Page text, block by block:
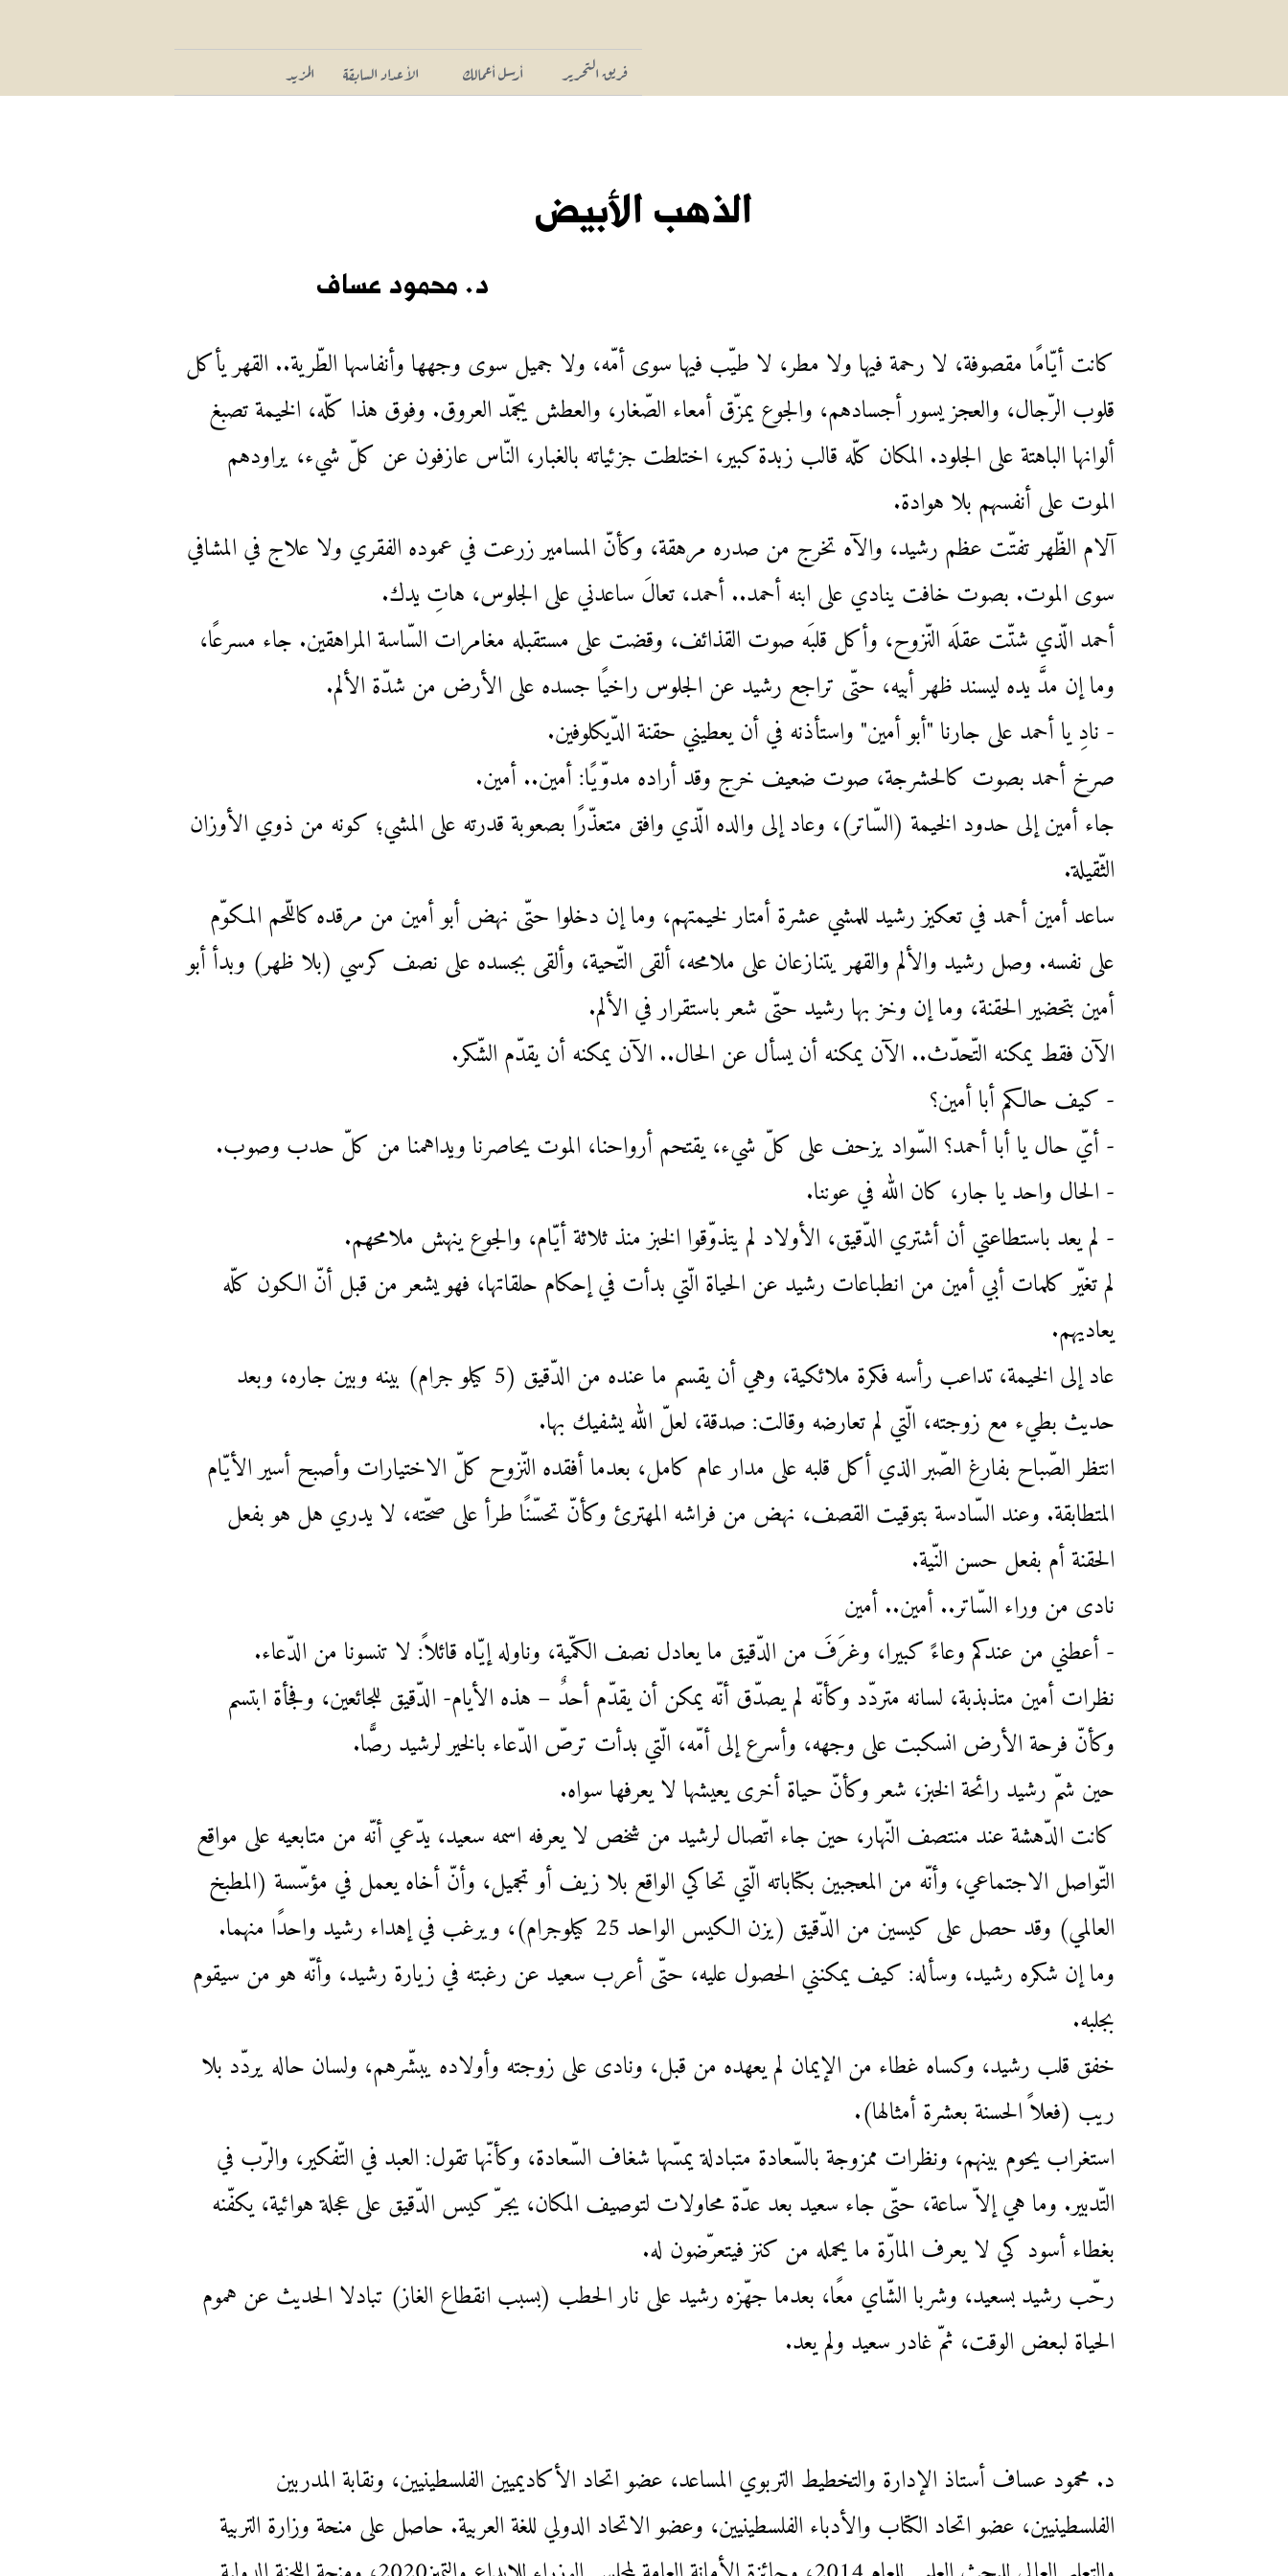
المزيد الأعداد السابقة أرسل أعمالك فريق التحرير
الذهب الأبيض
د. محمود عساف
كانت أيّامًا مقصوفة، لا رحمة فيها ولا مطر، لا طيّب فيها سوى أمّه، ولا جميل سوى وجهها وأنفاسها الطّرية.. القهر يأكل
قلوب الرّجال، والعجز يسور أجسادهم، والجوع يمزّق أمعاء الصّغار، والعطش يجمّد العروق. وفوق هذا كلّه، الخيمة تصبغ
ألوانها الباهتة على الجلود. المكان كلّه قالب زبدة كبير، اختلطت جزئياته بالغبار، النّاس عازفون عن كلّ شيء، يراودهم
الموت على أنفسهم بلا هوادة.
آلام الظّهر تفتّت عظم رشيد، والآه تخرج من صدره مرهقة، وكأنّ المسامير زرعت في عموده الفقري ولا علاج في المشافي
سوى الموت. بصوت خافت ينادي على ابنه أحمد.. أحمد، تعالَ ساعدني على الجلوس، هاتِ يدك.
أحمد الّذي شتّت عقلَه النّزوح، وأكل قلبَه صوت القذائف، وقضت على مستقبله مغامرات السّاسة المراهقين. جاء مسرعًا،
وما إن مدَّ يده ليسند ظهر أبيه، حتّى تراجع رشيد عن الجلوس راخيًا جسده على الأرض من شدّة الألم.
- نادِ يا أحمد على جارنا "أبو أمين" واستأذنه في أن يعطيني حقنة الدّيكلوفين.
صرخ أحمد بصوت كالحشرجة، صوت ضعيف خرج وقد أراده مدوّيًا: أمين.. أمين.
جاء أمين إلى حدود الخيمة (السّاتر)، وعاد إلى والده الّذي وافق متعذّرًا بصعوبة قدرته على المشي؛ كونه من ذوي الأوزان
الثّقيلة.
ساعد أمين أحمد في تعكيز رشيد للمشي عشرة أمتار لخيمتهم، وما إن دخلوا حتّى نهض أبو أمين من مرقده كاللّحم المكوّم
على نفسه. وصل رشيد والألم والقهر يتنازعان على ملامحه، ألقى التّحية، وألقى بجسده على نصف كرسي (بلا ظهر) وبدأ أبو
أمين بتحضير الحقنة، وما إن وخز بها رشيد حتّى شعر باستقرار في الألم.
الآن فقط يمكنه التّحدّث.. الآن يمكنه أن يسأل عن الحال.. الآن يمكنه أن يقدّم الشّكر.
- كيف حالكم أبا أمين؟
- أيّ حال يا أبا أحمد؟ السّواد يزحف على كلّ شيء، يقتحم أرواحنا، الموت يحاصرنا ويداهمنا من كلّ حدب وصوب.
- الحال واحد يا جار، كان الله في عوننا.
- لم يعد باستطاعتي أن أشتري الدّقيق، الأولاد لم يتذوّقوا الخبز منذ ثلاثة أيّام، والجوع ينهش ملامحهم.
لم تغيّر كلمات أبي أمين من انطباعات رشيد عن الحياة الّتي بدأت في إحكام حلقاتها، فهو يشعر من قبل أنّ الكون كلّه
يعاديهم.
عاد إلى الخيمة، تداعب رأسه فكرة ملائكية، وهي أن يقسم ما عنده من الدّقيق (5 كيلو جرام) بينه وبين جاره، وبعد
حديث بطيء مع زوجته، الّتي لم تعارضه وقالت: صدقة، لعلّ الله يشفيك بها.
انتظر الصّباح بفارغ الصّبر الذي أكل قلبه على مدار عام كامل، بعدما أفقده النّزوح كلّ الاختيارات وأصبح أسير الأيّام
المتطابقة. وعند السّادسة بتوقيت القصف، نهض من فراشه المهترئ وكأنّ تحسّنًا طرأ على صحّته، لا يدري هل هو بفعل
الحقنة أم بفعل حسن النّية.
نادى من وراء السّاتر.. أمين.. أمين
- أعطني من عندكم وعاءً كبيرا، وغرَفَ من الدّقيق ما يعادل نصف الكمّية، وناوله إيّاه قائلاً: لا تنسونا من الدّعاء.
نظرات أمين متذبذبة، لسانه متردّد وكأنّه لم يصدّق أنّه يمكن أن يقدّم أحدٌ – هذه الأيام- الدّقيق للجائعين، وفجأة ابتسم
وكأنّ فرحة الأرض انسكبت على وجهه، وأسرع إلى أمّه، الّتي بدأت ترصّ الدّعاء بالخير لرشيد رصًّا.
حين شمّ رشيد رائحة الخبز، شعر وكأنّ حياة أخرى يعيشها لا يعرفها سواه.
كانت الدّهشة عند منتصف النّهار، حين جاء اتّصال لرشيد من شخص لا يعرفه اسمه سعيد، يدّعي أنّه من متابعيه على مواقع
التّواصل الاجتماعي، وأنّه من المعجبين بكتاباته الّتي تحاكي الواقع بلا زيف أو تجميل، وأنّ أخاه يعمل في مؤسّسة (المطبخ
العالمي) وقد حصل على كيسين من الدّقيق (يزن الكيس الواحد 25 كيلوجرام)، ويرغب في إهداء رشيد واحدًا منهما.
وما إن شكره رشيد، وسأله: كيف يمكنني الحصول عليه، حتّى أعرب سعيد عن رغبته في زيارة رشيد، وأنّه هو من سيقوم
بجلبه.
خفق قلب رشيد، وكساه غطاء من الإيمان لم يعهده من قبل، ونادى على زوجته وأولاده يبشّرهم، ولسان حاله يردّد بلا
ريب (فعلاً الحسنة بعشرة أمثالها).
استغراب يحوم بينهم، ونظرات ممزوجة بالسّعادة متبادلة يمسّها شغاف السّعادة، وكأنّها تقول: العبد في التّفكير، والرّب في
التّدبير. وما هي إلاّ ساعة، حتّى جاء سعيد بعد عدّة محاولات لتوصيف المكان، يجرّ كيس الدّقيق على عجلة هوائية، يكفّنه
بغطاء أسود كي لا يعرف المارّة ما يحمله من كنز فيتعرّضون له.
رحّب رشيد بسعيد، وشربا الشّاي معًا، بعدما جهّزه رشيد على نار الحطب (بسبب انقطاع الغاز) تبادلا الحديث عن هموم
الحياة لبعض الوقت، ثمّ غادر سعيد ولم يعد.
د. محمود عساف أستاذ الإدارة والتخطيط التربوي المساعد، عضو اتحاد الأكاديميين الفلسطينيين، ونقابة المدربين
الفلسطينيين، عضو اتحاد الكتاب والأدباء الفلسطينيين، وعضو الاتحاد الدولي للغة العربية. حاصل على منحة وزارة التربية